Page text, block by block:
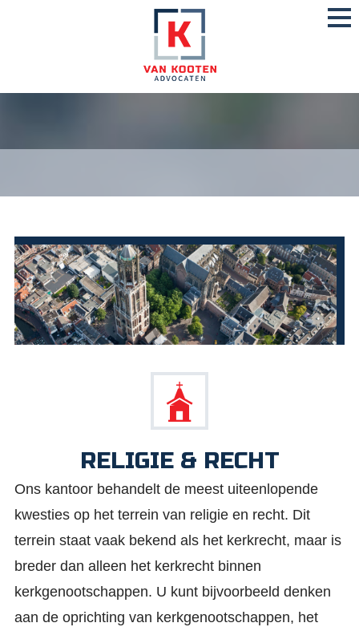
RELIGIE & RECHT
Ons kantoor behandelt de meest uiteenlopende
kwesties op het terrein van religie en recht. Dit
terrein staat vaak bekend als het kerkrecht, maar is
breder dan alleen het kerkrecht binnen
kerkgenootschappen. U kunt bijvoorbeeld denken
aan de oprichting van kerkgenootschappen, het